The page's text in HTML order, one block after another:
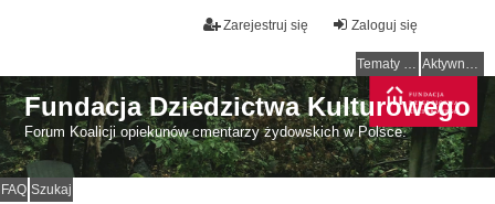
Zaloguj się
Zarejestruj się
Tematy bez odpowiedzi Aktywne tematy
Fundacja Dziedzictwa Kulturowego
Forum Koalicji opiekunów cmentarzy żydowskich w Polsce.
FAQ Szukaj